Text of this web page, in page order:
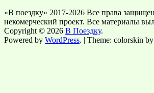
«В поездку» 2017-2026 Все права
некомерческий проект. Все материалы
Copyright © 2026 В Поездку.
Powered by WordPress. | Theme: colorskin by